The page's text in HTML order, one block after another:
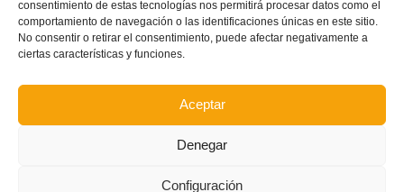
consentimiento de estas tecnologías nos permitirá procesar datos como el
comportamiento de navegación o las identificaciones únicas en este sitio.
No consentir o retirar el consentimiento, puede afectar negativamente a
ciertas características y funciones.
Aceptar
Denegar
Configuración